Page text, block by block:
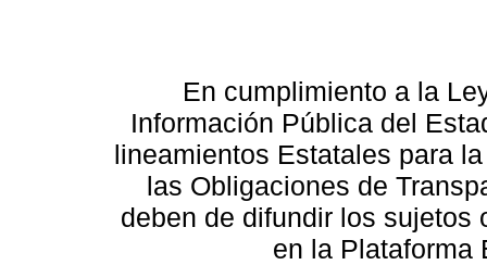
En cumplimiento a la
Información Pública del
lineamientos Estatales para
las Obligaciones de
deben de difundir los sujetos
en la Plataforma